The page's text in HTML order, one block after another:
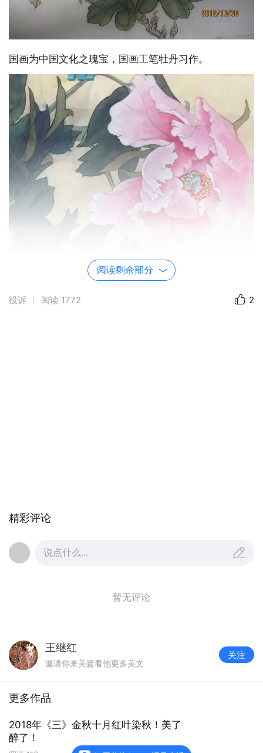
国画为中国文化之瑰宝，国画工笔牡丹习作。
郭松同学：1969年10月3日出生，现居哈市，群主，
13351882678
阅读剩余部分
投诉 阅读 1772 2
精彩评论
说点什么...
暂无评论
王继红
邀请你来美篇看他更多美文
关注
更多作品
2018年《三》金秋十月红叶染秋！美了
醉了！